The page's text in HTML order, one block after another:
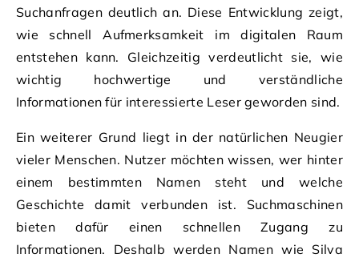
Suchanfragen deutlich an. Diese Entwicklung zeigt,
wie schnell Aufmerksamkeit im digitalen Raum
entstehen kann. Gleichzeitig verdeutlicht sie, wie
wichtig hochwertige und verständliche
Informationen für interessierte Leser geworden sind.
Ein weiterer Grund liegt in der natürlichen Neugier
vieler Menschen. Nutzer möchten wissen, wer hinter
einem bestimmten Namen steht und welche
Geschichte damit verbunden ist. Suchmaschinen
bieten dafür einen schnellen Zugang zu
Informationen. Deshalb werden Namen wie Silva